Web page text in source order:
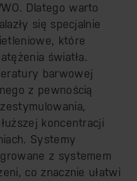
Dlatego warto
się specjalnie
które
światła.
barwowej
z pewnością
koncentracji
Systemy
z systemem
co znacznie ułatwi